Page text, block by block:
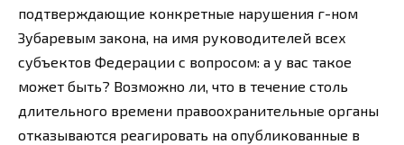
подтверждающие конкретные нарушения г-ном
Зубаревым закона, на имя руководителей всех
субъектов Федерации с вопросом: а у вас такое
может быть? Возможно ли, что в течение столь
длительного времени правоохранительные органы
отказываются реагировать на опубликованные в